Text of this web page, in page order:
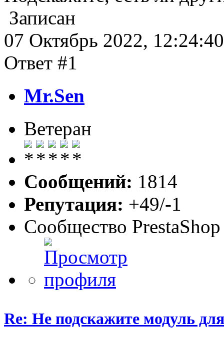
Записан
07 Октябрь 2022, 12:24:40
Ответ #1
Mr.Sen
Ветеран
Сообщений: 1814
Репутация: +49/-1
Сообщество PrestaShop
Re: Не подскажите модуль